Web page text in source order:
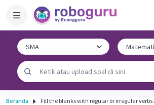
Beranda Fill the blanks with regular or irregular verbs.